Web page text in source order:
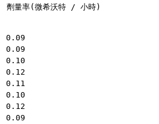
量率(微希沃特 / 小時)